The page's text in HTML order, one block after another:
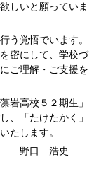
しいと願っていま
う覚悟でいます。
密にして、学校づ
ご理解・ご支援を
岩高校５２期生」
、「たけたかく」
たします。
長 野口 浩史